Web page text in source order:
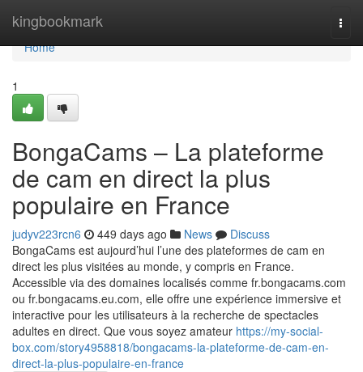
kingbookmark
Home
Home
1
BongaCams – La plateforme
de cam en direct la plus
populaire en France
judyv223rcn6 449 days ago News
Discuss
BongaCams est aujourd’hui l’une des plateformes de cam en
direct les plus visitées au monde, y compris en France.
Accessible via des domaines localisés comme fr.bongacams.com
ou fr.bongacams.eu.com, elle offre une expérience immersive et
interactive pour les utilisateurs à la recherche de spectacles
adultes en direct. Que vous soyez amateur https://my-social-
box.com/story4958818/bongacams-la-plateforme-de-cam-en-
direct-la-plus-populaire-en-france